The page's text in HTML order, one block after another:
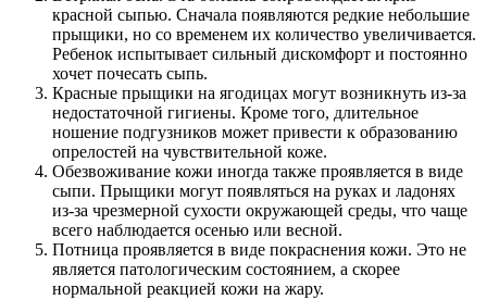
красной сыпью. Сначала появляются редкие небольшие
прыщики, но со временем их количество увеличивается.
Ребенок испытывает сильный дискомфорт и постоянно
хочет почесать сыпь.
Красные прыщики на ягодицах могут возникнуть из-за
недостаточной гигиены. Кроме того, длительное
ношение подгузников может привести к образованию
опрелостей на чувствительной коже.
Обезвоживание кожи иногда также проявляется в виде
сыпи. Прыщики могут появляться на руках и ладонях
из-за чрезмерной сухости окружающей среды, что чаще
всего наблюдается осенью или весной.
Потница проявляется в виде покраснения кожи. Это не
является патологическим состоянием, а скорее
нормальной реакцией кожи на жару.